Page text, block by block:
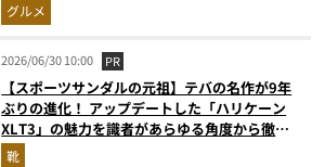
グルメ
2026/06/30 10:00 PR
【スポーツサンダルの元祖】テバの名作が9年
ぶりの進化！ アップデートした「ハリケーン
XLT3」の魅力を識者があらゆる角度から徹底
解説！
靴